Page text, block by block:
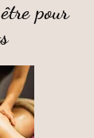
80 pour